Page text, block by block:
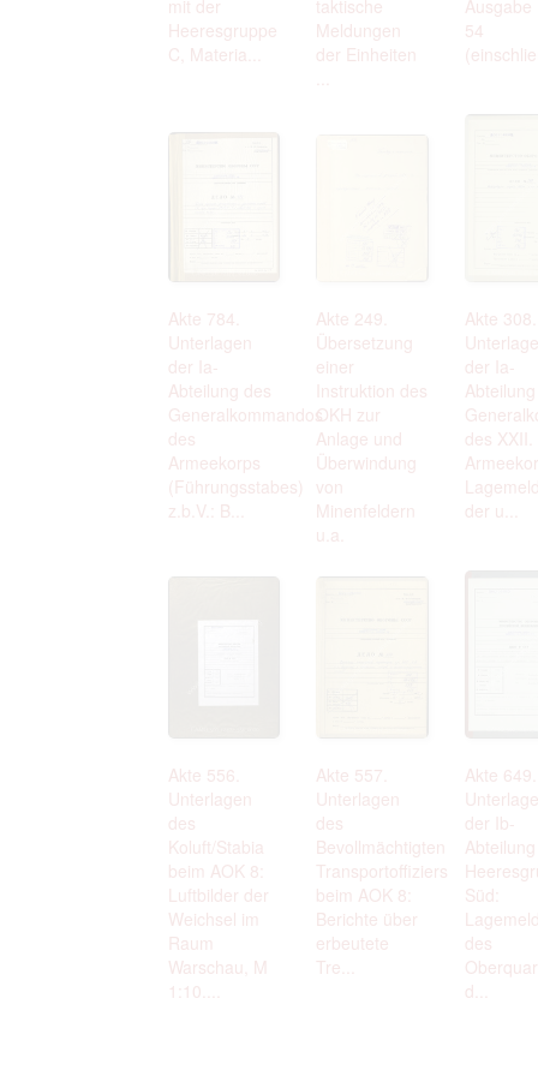
mit der
Heeresgruppe
C, Materia...
taktische
Meldungen
der Einheiten
Ausgabe
54
Akte 784.
Unterlagen
der Ia-
Abteilung des
Generalkommandos
des
Armeekorps
(Führungsstabes)
z.b.V.: B...
Akte 249.
Übersetzung
einer
Instruktion des
OKH zur
Anlage und
Überwindung
von
Minenfeldern
u.a.
Akte 308.
der Ia-
des XXII.
der u...
Akte 556.
Unterlagen
des
Koluft/Stabia
beim AOK 8:
Luftbilder der
Weichsel im
Raum
Warschau, M
1:10....
Akte 557.
Unterlagen
des
Bevollmächtigten
Transportoffiziers
beim AOK 8:
Berichte über
erbeutete
Tre...
Akte 649.
der Ib-
Süd:
des
d...